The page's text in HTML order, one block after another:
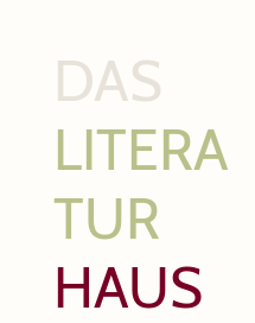
DAS
LITERA
TUR
HAUS